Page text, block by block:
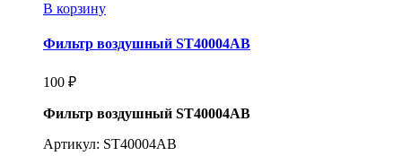
В корзину
Фильтр воздушный ST40004AB
100 ₽
Фильтр воздушный ST40004AB
Артикул: ST40004AB